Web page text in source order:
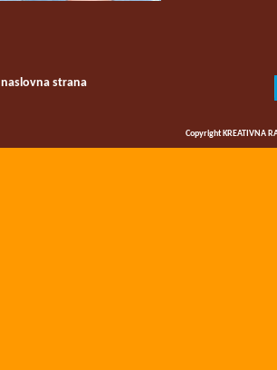
naslovna strana
Copyright KREATIVNA